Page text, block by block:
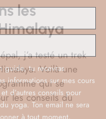
les
j’a testé un trek
Voilà une
qui se
les conseils du